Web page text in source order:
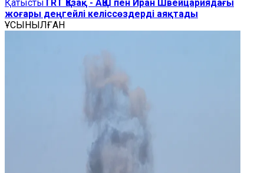
ҚатыстыTRT Қазақ - АҚШ пен Иран Швейцариядағы
жоғары деңгейлі келіссөздерді аяқтады
ҰСЫНЫЛҒАН